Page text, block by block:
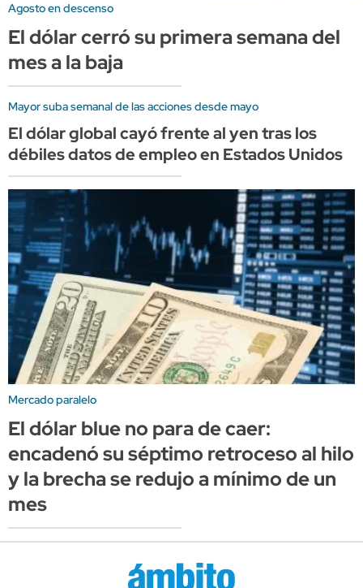
Agosto en descenso
El dólar cerró su primera semana del
mes a la baja
Mayor suba semanal de las acciones desde mayo
El dólar global cayó frente al yen tras los
débiles datos de empleo en Estados Unidos
Mercado paralelo
El dólar blue no para de caer:
encadenó su séptimo retroceso al hilo
y la brecha se redujo a mínimo de un
mes